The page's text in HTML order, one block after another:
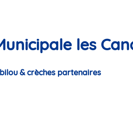
les
& crèches partenaires